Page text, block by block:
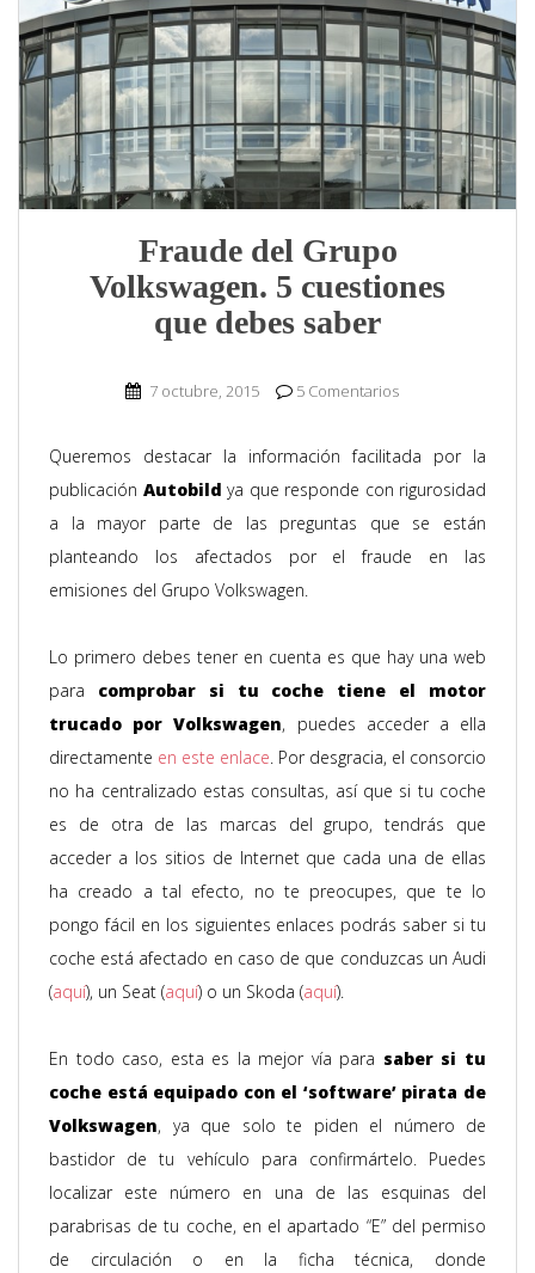
Fraude del Grupo
Volkswagen. 5 cuestiones
que debes saber
7 octubre, 2015 5 Comentarios
Queremos destacar la información facilitada por la
publicación Autobild ya que responde con rigurosidad
a la mayor parte de las preguntas que se están
planteando los afectados por el fraude en las
emisiones del Grupo Volkswagen.
Lo primero debes tener en cuenta es que hay una web
para comprobar si tu coche tiene el motor
trucado por Volkswagen, puedes acceder a ella
directamente en este enlace. Por desgracia, el consorcio
no ha centralizado estas consultas, así que si tu coche
es de otra de las marcas del grupo, tendrás que
acceder a los sitios de Internet que cada una de ellas
ha creado a tal efecto, no te preocupes, que te lo
pongo fácil en los siguientes enlaces podrás saber si tu
coche está afectado en caso de que conduzcas un Audi
(aquí), un Seat (aquí) o un Skoda (aquí).
En todo caso, esta es la mejor vía para saber si tu
coche está equipado con el ‘software’ pirata de
Volkswagen, ya que solo te piden el número de
bastidor de tu vehículo para confirmártelo. Puedes
localizar este número en una de las esquinas del
parabrisas de tu coche, en el apartado “E” del permiso
de circulación o en la ficha técnica, donde